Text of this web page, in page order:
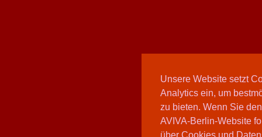
Unsere Website setzt
Analytics ein, um
zu bieten. Wenn Sie
AVIVA-Berlin-Website